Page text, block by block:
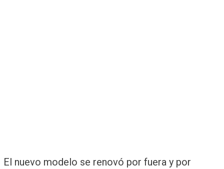
El nuevo modelo se renovó por fuera y por